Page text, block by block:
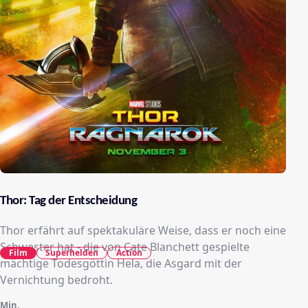
Thor: Tag der Entscheidung
Thor erfährt auf spektakuläre Weise, dass er noch eine
Schwester hat - die von Cate Blanchett gespielte
mächtige Todesgöttin Hela, die Asgard mit der
Vernichtung bedroht.
Min.
Film Superhelden Action